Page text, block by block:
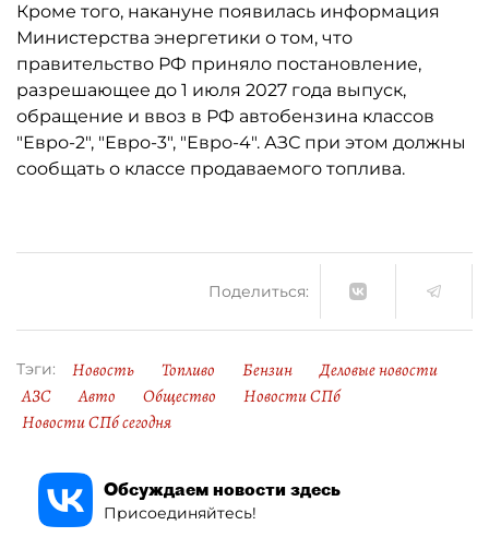
Кроме того, накануне появилась информация
Министерства энергетики о том, что
правительство РФ приняло постановление,
разрешающее до 1 июля 2027 года выпуск,
обращение и ввоз в РФ автобензина классов
"Евро-2", "Евро-3", "Евро-4". АЗС при этом должны
сообщать о классе продаваемого топлива.
Поделиться:
Тэги: Новость Топливо Бензин
Деловые новости
АЗС
Авто Общество
Новости СПб
Новости СПб сегодня
Обсуждаем новости здесь
Присоединяйтесь!